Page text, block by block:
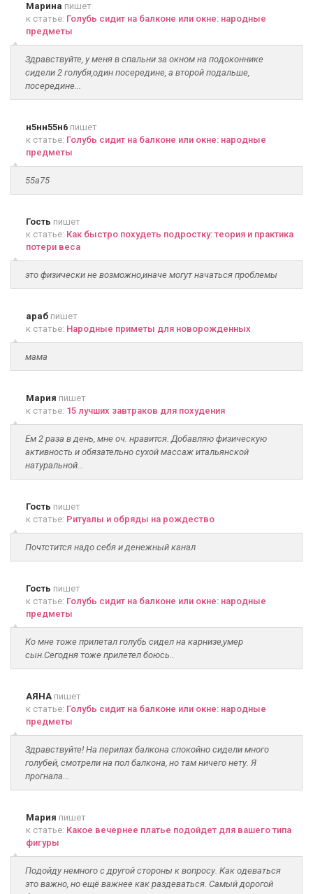
Марина пишет
к статье: Голубь сидит на балконе или окне: народные
предметы
Здравствуйте, у меня в спальни за окном на подоконнике
сидели 2 голубя,один посередине, а второй подальше,
посередине...
н5нн55н6 пишет
к статье: Голубь сидит на балконе или окне: народные
предметы
55а75
Гость пишет
к статье: Как быстро похудеть подростку: теория и практика
потери веса
это физически не возможно,иначе могут начаться проблемы
араб пишет
к статье: Народные приметы для новорожденных
мама
Мария пишет
к статье: 15 лучших завтраков для похудения
Ем 2 раза в день, мне оч. нравится. Добавляю физическую
активность и обязательно сухой массаж итальянской
натуральной...
Гость пишет
к статье: Ритуалы и обряды на рождество
Почтстится надо себя и денежный канал
Гость пишет
к статье: Голубь сидит на балконе или окне: народные
предметы
Ко мне тоже прилетал голубь сидел на карнизе,умер
сын.Сегодня тоже прилетел боюсь..
АЯНА пишет
к статье: Голубь сидит на балконе или окне: народные
предметы
Здравствуйте! На перилах балкона спокойно сидели много
голубей, смотрели на пол балкона, но там ничего нету. Я
прогнала...
Мария пишет
к статье: Какое вечернее платье подойдет для вашего типа
фигуры
Подойду немного с другой стороны к вопросу. Как одеваться
это важно, но ещё важнее как раздеваться. Самый дорогой